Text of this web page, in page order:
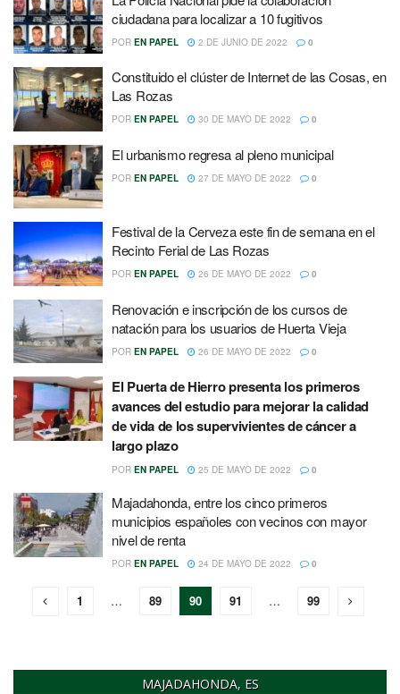
ciudadana para localizar a 10 fugitivos
POR EN PAPEL 2 DE JUNIO DE 2022 0
Constituido el clúster de Internet de las Cosas, en
Las Rozas
POR EN PAPEL 30 DE MAYO DE 2022 0
El urbanismo regresa al pleno municipal
POR EN PAPEL 27 DE MAYO DE 2022 0
Festival de la Cerveza este fin de semana en el
Recinto Ferial de Las Rozas
POR EN PAPEL 26 DE MAYO DE 2022 0
Renovación e inscripción de los cursos de
natación para los usuarios de Huerta Vieja
POR EN PAPEL 26 DE MAYO DE 2022 0
El Puerta de Hierro presenta los primeros
avances del estudio para mejorar la calidad
de vida de los supervivientes de cáncer a
largo plazo
POR EN PAPEL 25 DE MAYO DE 2022 0
Majadahonda, entre los cinco primeros
municipios españoles con vecinos con mayor
nivel de renta
POR EN PAPEL 24 DE MAYO DE 2022 0
1 … 89 90 91 … 99
MAJADAHONDA, ES